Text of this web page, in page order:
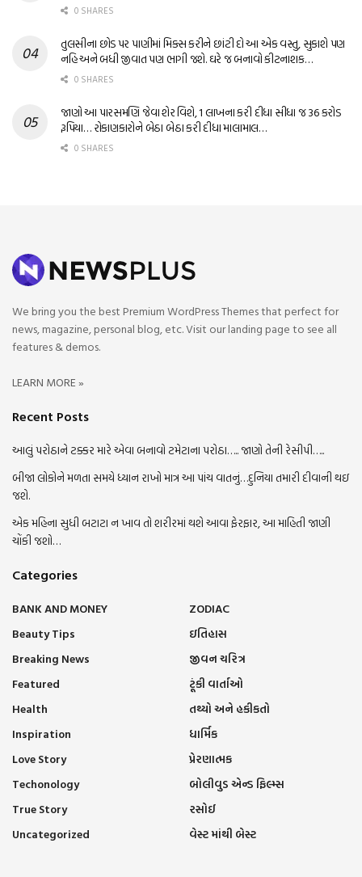
0 SHARES
તુલસીના છોડ પર પાણીમાં મિક્સ કરીને છાંટી દો આ એક વસ્તુ, સુકાશે પણ
નહિ અને બધી જીવાત પણ ભાગી જશે. ઘરે જ બનાવો કીટનાશક…
0 SHARES
જાણો આ પારસમણિ જેવા શેર વિશે, 1 લાખના કરી દીધા સીધા જ 36 કરોડ
રૂપિયા… રોકાણકારોને બેઠા બેઠા કરી દીધા માલામાલ…
0 SHARES
We bring you the best Premium WordPress Themes that perfect for
news, magazine, personal blog, etc. Visit our landing page to see all
features & demos.
LEARN MORE »
Recent Posts
આલું પરોઠાને ટક્કર મારે એવા બનાવો ટમેટાના પરોઠા….. જાણો તેની રેસીપી…..
બીજા લોકોને મળતા સમયે ધ્યાન રાખો માત્ર આ પાંચ વાતનું…દુનિયા તમારી દીવાની થઇ
જશે.
એક મહિના સુધી બટાટા ન ખાવ તો શરીરમાં થશે આવા ફેરફાર, આ માહિતી જાણી
ચોંકી જશો…
Categories
BANK AND MONEY
Beauty Tips
Breaking News
Featured
Health
Inspiration
Love Story
Techonology
True Story
Uncategorized
ZODIAC
ઇતિહાસ
જીવન ચરિત્ર
ટૂંકી વાર્તાઓ
તથ્યો અને હકીકતો
ધાર્મિક
પ્રેરણાત્મક
બોલીવુડ એન્ડ ફિલ્મ્સ
રસોઈ
વેસ્ટ માંથી બેસ્ટ